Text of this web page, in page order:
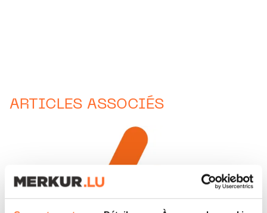
ARTICLES ASSOCIÉS